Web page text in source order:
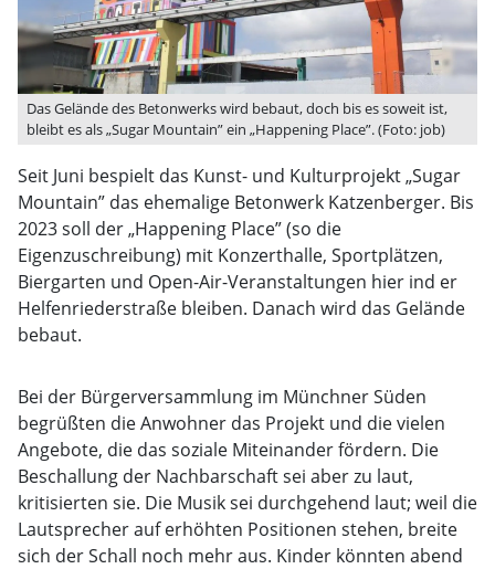
Das Gelände des Betonwerks wird bebaut, doch bis es soweit ist,
bleibt es als „Sugar Mountain” ein „Happening Place”. (Foto: job)
Seit Juni bespielt das Kunst- und Kulturprojekt „Sugar
Mountain” das ehemalige Betonwerk Katzenberger. Bis
2023 soll der „Happening Place” (so die
Eigenzuschreibung) mit Konzerthalle, Sportplätzen,
Biergarten und Open-Air-Veranstaltungen hier ind er
Helfenriederstraße bleiben. Danach wird das Gelände
bebaut.
Bei der Bürgerversammlung im Münchner Süden
begrüßten die Anwohner das Projekt und die vielen
Angebote, die das soziale Miteinander fördern. Die
Beschallung der Nachbarschaft sei aber zu laut,
kritisierten sie. Die Musik sei durchgehend laut; weil die
Lautsprecher auf erhöhten Positionen stehen, breite
sich der Schall noch mehr aus. Kinder könnten abend